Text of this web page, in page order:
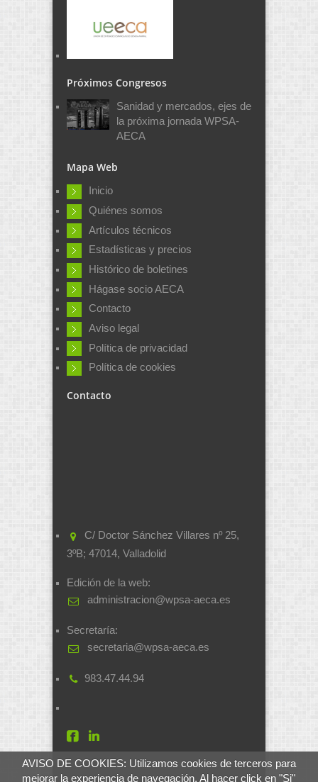
AVISO DE COOKIES: Utilizamos cookies de terceros para
mejorar la experiencia de navegación. Al hacer click en "Si"
Próximos Congresos
Sanidad y mercados, ejes de
la próxima jornada WPSA-
AECA
Mapa Web
Inicio
Quiénes somos
Artículos técnicos
Estadísticas y precios
Histórico de boletines
Hágase socio AECA
Contacto
Aviso legal
Política de privacidad
Política de cookies
Contacto
C/ Doctor Sánchez Villares nº 25,
3ºB; 47014, Valladolid
Edición de la web:
administracion@wpsa-aeca.es
Secretaría:
secretaria@wpsa-aeca.es
983.47.44.94